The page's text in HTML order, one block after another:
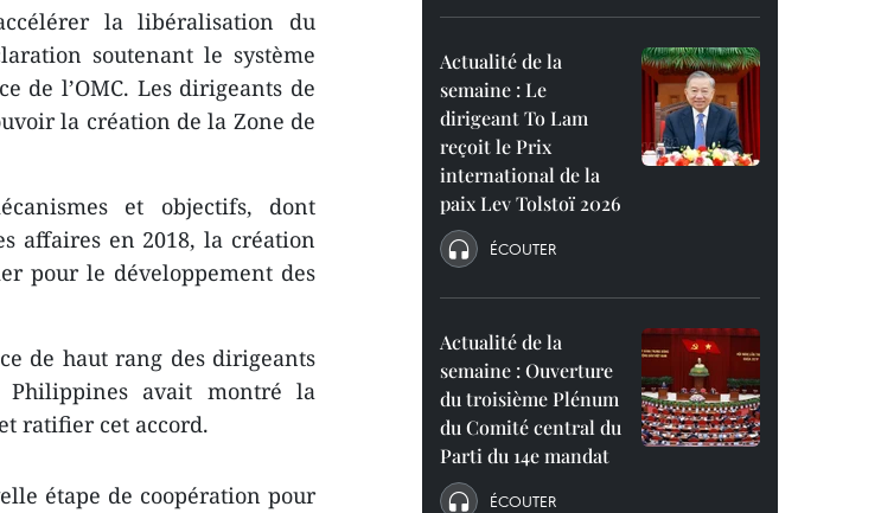
la libéralisation du
soutenant le système
de l’OMC. Les dirigeants de
la création de la Zone de
et objectifs, dont
affaires en 2018, la création
pour le développement des
de haut rang des dirigeants
avait montré la
ratifier cet accord.
étape de coopération pour
Actualité de la
semaine : Le
dirigeant To Lam
reçoit le Prix
international de la
paix Lev Tolstoï 2026
ÉCOUTER
Actualité de la
semaine : Ouverture
du troisième Plénum
du Comité central du
Parti du 14e mandat
ÉCOUTER